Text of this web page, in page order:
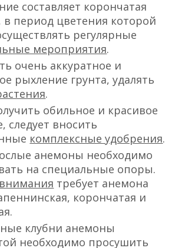
составляет корончатая
в период цветения которой
регулярные
мероприятия.
очень аккуратное и
рыхление грунта, удалять
.
обильное и красивое
следует вносить
комплексные удобрения.
анемоны необходимо
на специальные опоры.
требует анемона
корончатая и
клубни анемоны
необходимо просушить